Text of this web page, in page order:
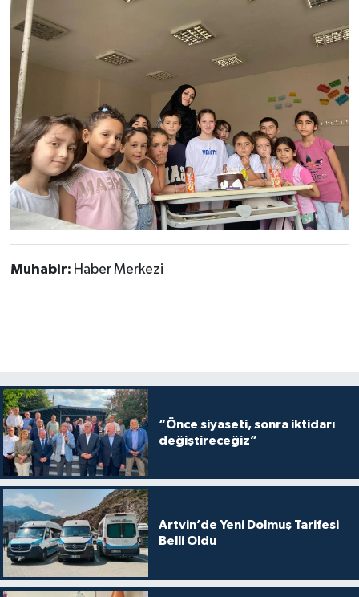
Muhabir: Haber Merkezi
“Önce siyaseti, sonra iktidarı
değiştireceğiz”
Artvin’de Yeni Dolmuş Tarifesi
Belli Oldu